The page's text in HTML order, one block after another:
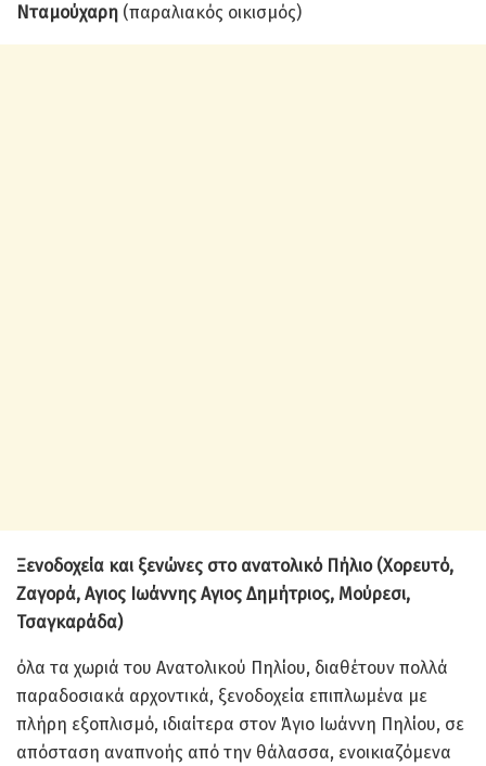
Νταμούχαρη (παραλιακός οικισμός)
Ξενοδοχεία και ξενώνες στο ανατολικό Πήλιο (Χορευτό,
Ζαγορά, Αγιος Ιωάννης Αγιος Δημήτριος, Μούρεσι,
Τσαγκαράδα)
όλα τα χωριά του Ανατολικού Πηλίου, διαθέτουν πολλά
παραδοσιακά αρχοντικά, ξενοδοχεία επιπλωμένα με
πλήρη εξοπλισμό, ιδιαίτερα στον Άγιο Ιωάννη Πηλίου, σε
απόσταση αναπνοής από την θάλασσα, ενοικιαζόμενα